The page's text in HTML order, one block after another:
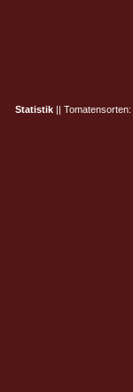
Statistik|| Tomatensorten: